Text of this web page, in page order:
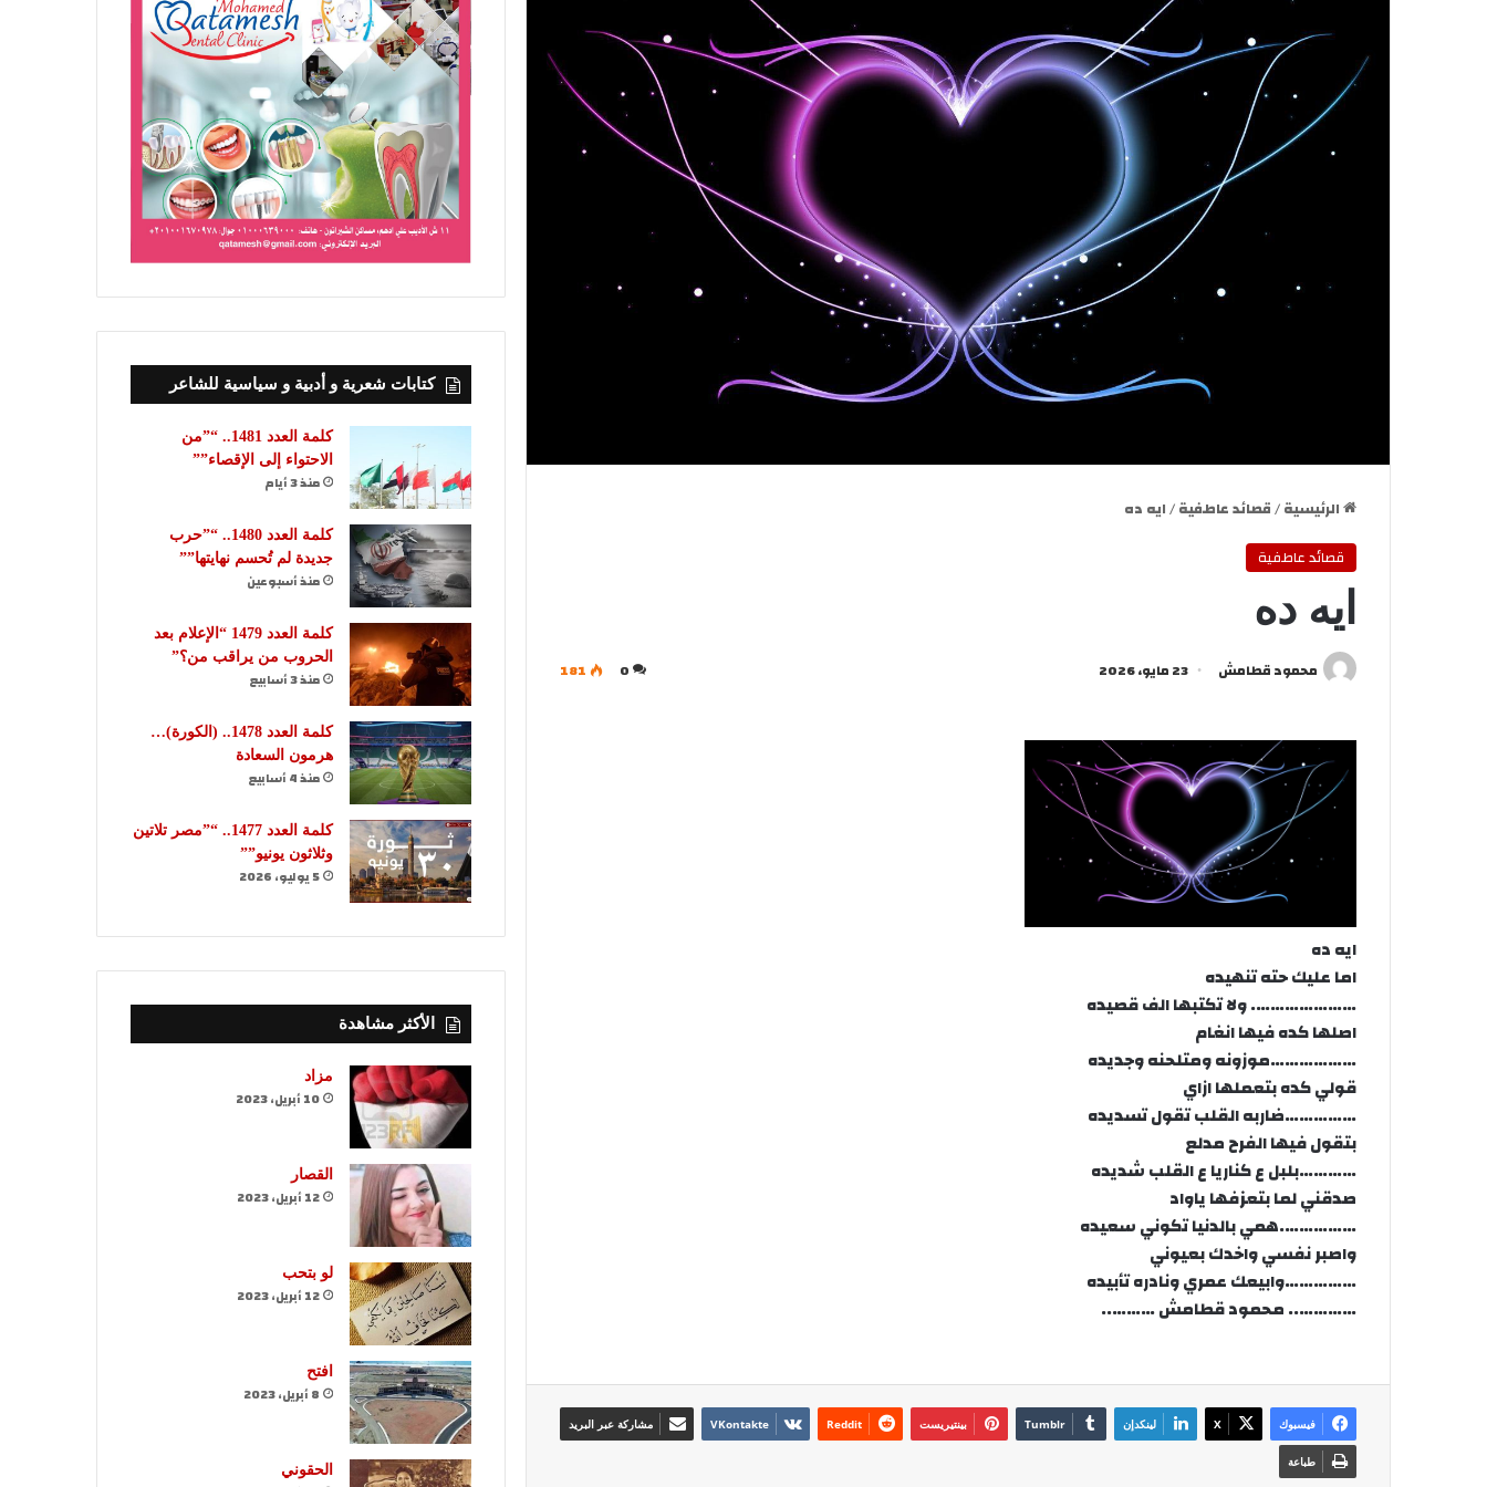
الرئيسية/قصائد عاطفية/ايه ده
قصائد عاطفية
ايه ده
محمود قطامش 23 مايو، 2026 0
181
ايه ده
اما عليك حته تنهيده
…………………. ولا تكتبها الف قصيده
اصلها كده فيها انغام
………………موزونه ومتلحنه وجديده
قولي كده بتعملها ازاي
……………ضاربه القلب تقول تسديده
بتقول فيها الفرح مدلع
…………بلبل ع كناريا ع القلب شديده
صدقني لما بتعزفها ياواد
…………….همي بالدنيا تكوني سعيده
واصبر نفسي واخدك بعيوني
……………وابيعك عمري ونادره تأبيده
………….. محمود قطامش ………..
فيسبوك ‫X لينكدإن بينتيريست مشاركة عبر البريد
طباعة
كتابات شعرية و أدبية و سياسية للشاعر
كلمة العدد 1481.. “”من
الاحتواء إلى الإقصاء””
منذ 3 أيام
كلمة العدد 1480.. “”حرب
جديدة لم تُحسم نهايتها””
منذ أسبوعين
كلمة العدد 1479 “الإعلام بعد
الحروب من يراقب من؟”
منذ 3 أسابيع
كلمة العدد 1478.. (الكورة)…
هرمون السعادة
منذ 4 أسابيع
كلمة العدد 1477.. “”مصر تلاتين
وثلاثون يونيو””
5 يوليو، 2026
الأكثر مشاهدة
مزاد
10 أبريل، 2023
القصار
12 أبريل، 2023
لو بتحب
12 أبريل، 2023
افتح
8 أبريل، 2023
الحقوني